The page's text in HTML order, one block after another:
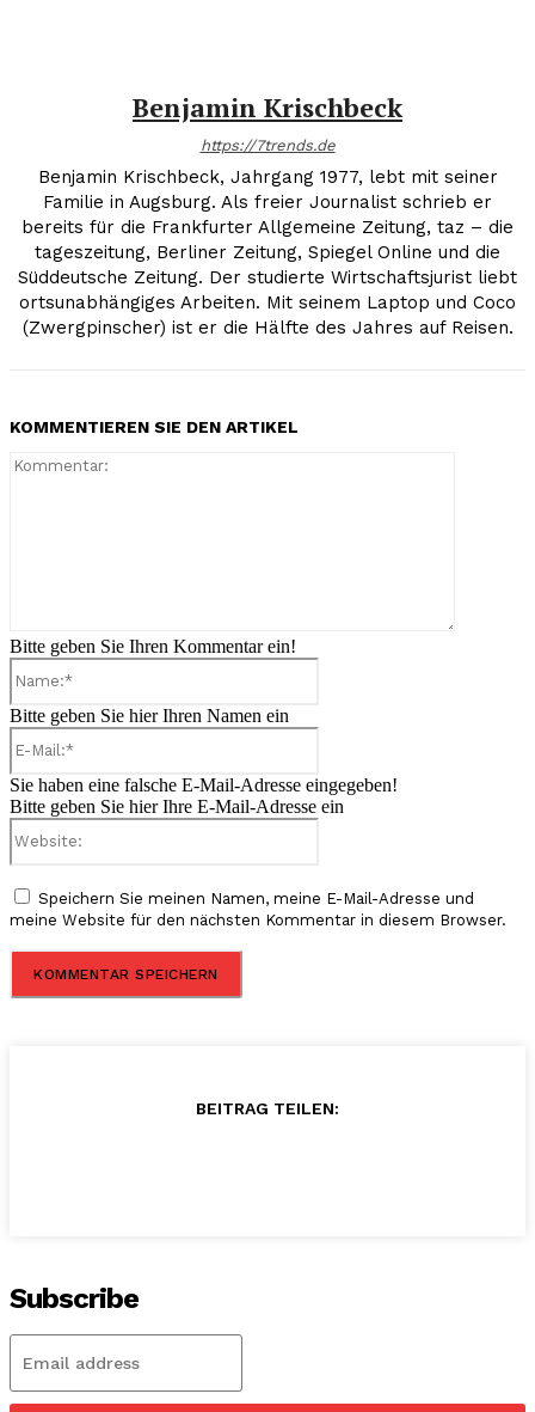
Benjamin Krischbeck
https://7trends.de
Benjamin Krischbeck, Jahrgang 1977, lebt mit seiner
Familie in Augsburg. Als freier Journalist schrieb er
bereits für die Frankfurter Allgemeine Zeitung, taz – die
tageszeitung, Berliner Zeitung, Spiegel Online und die
Süddeutsche Zeitung. Der studierte Wirtschaftsjurist liebt
ortsunabhängiges Arbeiten. Mit seinem Laptop und Coco
(Zwergpinscher) ist er die Hälfte des Jahres auf Reisen.
KOMMENTIEREN SIE DEN ARTIKEL
Bitte geben Sie Ihren Kommentar ein!
Bitte geben Sie hier Ihren Namen ein
Sie haben eine falsche E-Mail-Adresse eingegeben!
Bitte geben Sie hier Ihre E-Mail-Adresse ein
Speichern Sie meinen Namen, meine E-Mail-Adresse und
meine Website für den nächsten Kommentar in diesem Browser.
BEITRAG TEILEN:
Subscribe